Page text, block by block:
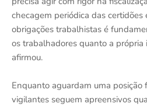
checagem periódica das
obrigações trabalhistas é
os trabalhadores quanto a
afirmou.
Enquanto aguardam uma posição
vigilantes seguem apreensivos